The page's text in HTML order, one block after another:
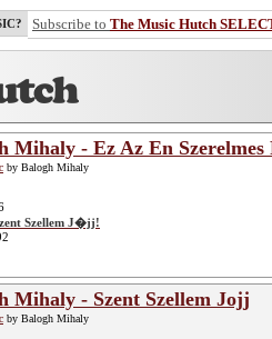
Subscribe to The Music Hutch
Mihaly - Ez Az En Szerelmes
by Balogh Mihaly
Szellem J�jj!
Mihaly - Szent Szellem Jojj
by Balogh Mihaly